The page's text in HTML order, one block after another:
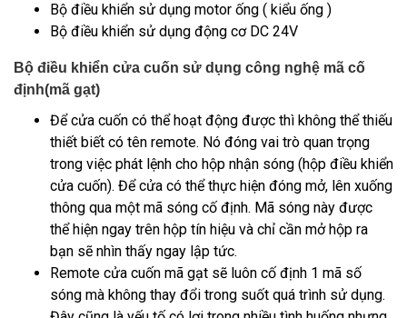
Bộ điều khiển sử dụng motor ống ( kiểu ống )
Bộ điều khiển sử dụng động cơ DC 24V
Bộ điều khiển cửa cuốn sử dụng công nghệ mã cố
định(mã gạt)
Để cửa cuốn có thể hoạt động được thì không thể thiếu
thiết biết có tên remote. Nó đóng vai trò quan trọng
trong việc phát lệnh cho hộp nhận sóng (hộp điều khiển
cửa cuốn). Để cửa có thể thực hiện đóng mở, lên xuống
thông qua một mã sóng cố định. Mã sóng này được
thể hiện ngay trên hộp tín hiệu và chỉ cần mở hộp ra
bạn sẽ nhìn thấy ngay lập tức.
Remote cửa cuốn mã gạt sẽ luôn cố định 1 mã số
sóng mà không thay đổi trong suốt quá trình sử dụng.